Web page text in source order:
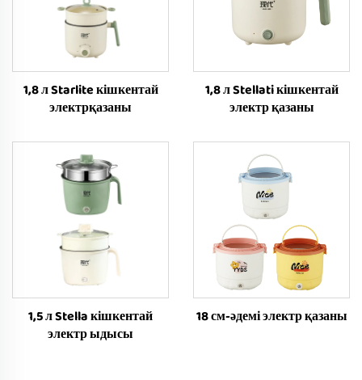
1,8 л Starlite кішкентай
электрқазаны
1,8 л Stellati кішкентай
электр қазаны
1,5 л Stella кішкентай
электр ыдысы
18 см-әдемі электр қазаны